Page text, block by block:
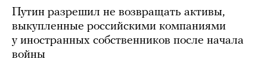
Путин разрешил не возвращать активы,
выкупленные российскими компаниями
у иностранных собственников после начала
войны